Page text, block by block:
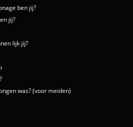
ben jij?
jij?
lijk jij?
was? (voor meiden)